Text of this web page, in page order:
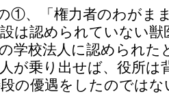
①、「権力者のわがま
は認められていない獣
学校法人に認められた
が乗り出せば、役所は
の優遇をしたのではな